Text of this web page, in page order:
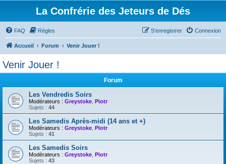
La Confrérie des Jeteurs de Dés
FAQ Règles Connexion
S’enregistrer
Accueil Forum Venir Jouer !
Venir Jouer !
Forum
Les Vendredis Soirs
Modérateurs : Greystoke Piotr
Sujets : 44
Les Samedis Après-midi (14 ans et +)
Modérateurs : Greystoke Piotr
Sujets : 41
Les Samedis Soirs
Modérateurs : Greystoke Piotr
Sujets : 43